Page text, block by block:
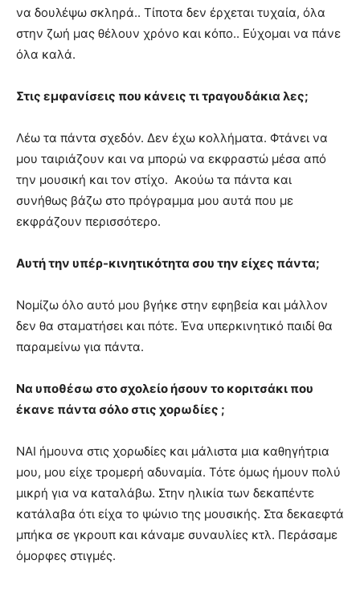
να δουλέψω σκληρά.. Τίποτα δεν έρχεται τυχαία, όλα
στην ζωή μας θέλουν χρόνο και κόπο.. Εύχομαι να πάνε
όλα καλά.
Στις εμφανίσεις που κάνεις τι τραγουδάκια λες;
Λέω τα πάντα σχεδόν. Δεν έχω κολλήματα. Φτάνει να
μου ταιριάζουν και να μπορώ να εκφραστώ μέσα από
την μουσική και τον στίχο. Ακούω τα πάντα και
συνήθως βάζω στο πρόγραμμα μου αυτά που με
εκφράζουν περισσότερο.
Αυτή την υπέρ-κινητικότητα σου την είχες πάντα;
Νομίζω όλο αυτό μου βγήκε στην εφηβεία και μάλλον
δεν θα σταματήσει και πότε. Ένα υπερκινητικό παιδί θα
παραμείνω για πάντα.
Να υποθέσω στο σχολείο ήσουν το κοριτσάκι που
έκανε πάντα σόλο στις χορωδίες ;
ΝΑΙ ήμουνα στις χορωδίες και μάλιστα μια καθηγήτρια
μου, μου είχε τρομερή αδυναμία. Τότε όμως ήμουν πολύ
μικρή για να καταλάβω. Στην ηλικία των δεκαπέντε
κατάλαβα ότι είχα το ψώνιο της μουσικής. Στα δεκαεφτά
μπήκα σε γκρουπ και κάναμε συναυλίες κτλ. Περάσαμε
όμορφες στιγμές.